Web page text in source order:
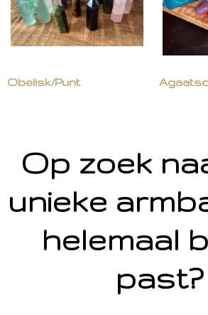
Obelisk/Punt
Op zoek
unieke
helemaal
past?